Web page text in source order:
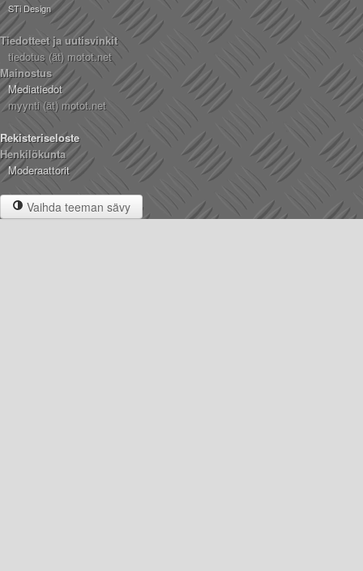
STi Design
Tiedotteet ja uutisvinkit
tiedotus (ät) motot.net
Mainostus
Mediatiedot
myynti (ät) motot.net
Rekisteriseloste
Henkilökunta
Moderaattorit
Vaihda teeman sävy